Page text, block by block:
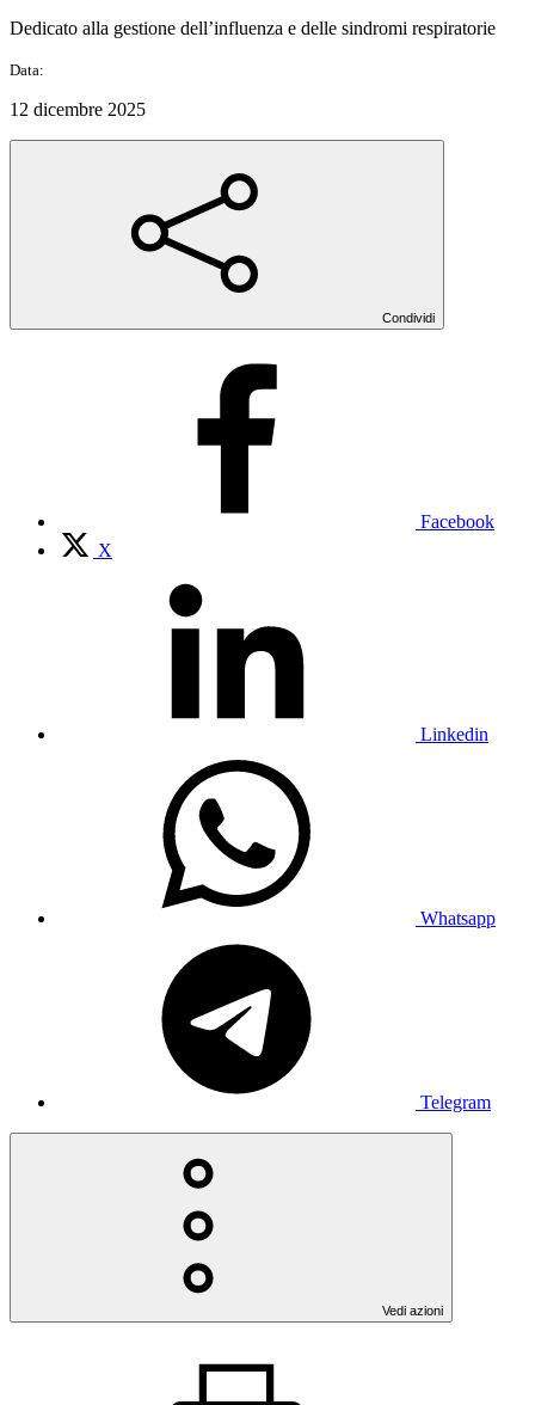
Dedicato alla gestione dell’influenza e delle sindromi respiratorie
Data:
12 dicembre 2025
Condividi
Facebook
X
Linkedin
Whatsapp
Telegram
Vedi azioni